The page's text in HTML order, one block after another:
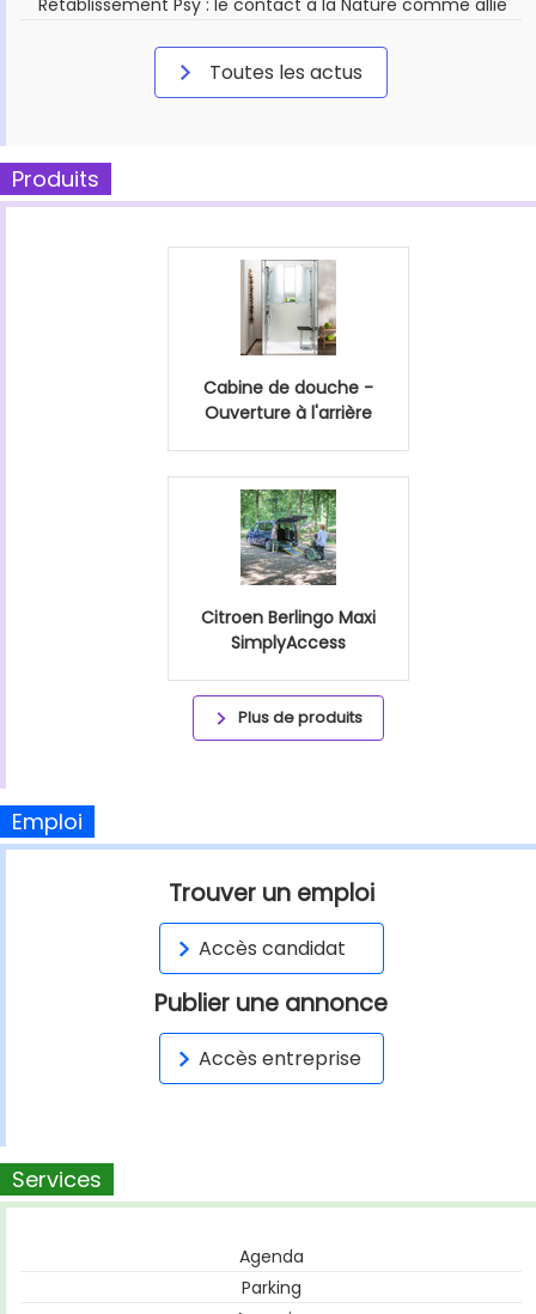
Rétablissement Psy : le contact à la Nature comme allié
Toutes les actus
Produits
Cabine de douche -
Ouverture à l'arrière
Citroen Berlingo Maxi
SimplyAccess
Plus de produits
Emploi
Trouver un emploi
Accès candidat
Publier une annonce
Accès entreprise
Services
Agenda
Parking